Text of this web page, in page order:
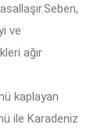
ve
ağır
kaplayan
ile Karadeniz